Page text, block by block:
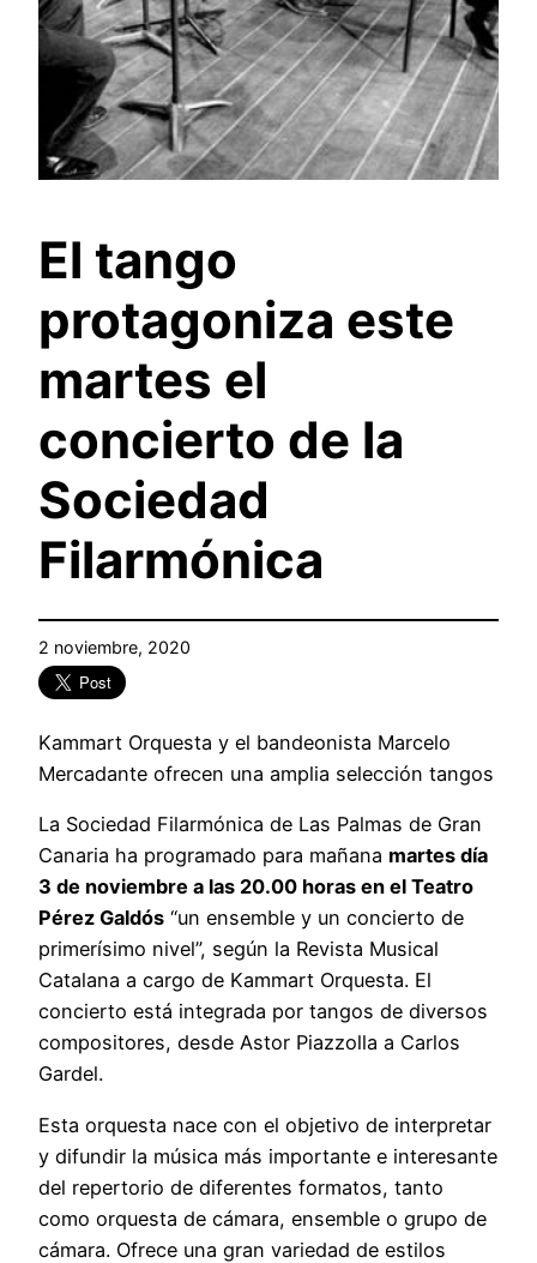
El tango
protagoniza este
martes el
concierto de la
Sociedad
Filarmónica
2 noviembre, 2020
Kammart Orquesta y el bandeonista Marcelo
Mercadante ofrecen una amplia selección tangos
La Sociedad Filarmónica de Las Palmas de Gran
Canaria ha programado para mañana martes día
3 de noviembre a las 20.00 horas en el Teatro
Pérez Galdós “un ensemble y un concierto de
primerísimo nivel”, según la Revista Musical
Catalana a cargo de Kammart Orquesta. El
concierto está integrada por tangos de diversos
compositores, desde Astor Piazzolla a Carlos
Gardel.
Esta orquesta nace con el objetivo de interpretar
y difundir la música más importante e interesante
del repertorio de diferentes formatos, tanto
como orquesta de cámara, ensemble o grupo de
cámara. Ofrece una gran variedad de estilos